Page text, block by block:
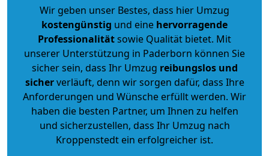
Wir geben unser Bestes, dass hier Umzug
kostengünstig und eine hervorragende
Professionalitätsowie Qualität bietet. Mit
unserer Unterstützung in Paderborn können Sie
sicher sein, dass Ihr Umzug reibungslos und
sicherverläuft, denn wir sorgen dafür, dass Ihre
Anforderungen und Wünsche erfüllt werden. Wir
haben die besten Partner, um Ihnen zu helfen
und sicherzustellen, dass Ihr Umzug nach
Kroppenstedt ein erfolgreicher ist.